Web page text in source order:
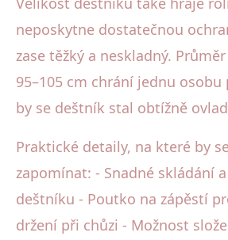
neposkytne dostatečnou
zase těžký a neskladný.
95–105 cm chrání jednu
by se deštník stal obtížně
Praktické detaily, na které by
zapomínat: - Snadné skládání
deštníku - Poutko na zápěstí
držení při chůzi - Možnost